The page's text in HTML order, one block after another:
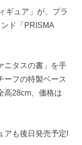
ギュア」が、プラ
ド「PRISMA
ニタスの書」を手
ーフの特製ベース
高28cm、価格は
アも後日発売予定!